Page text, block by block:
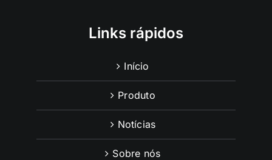
Links rápidos
Início
Produto
Notícias
Sobre nós